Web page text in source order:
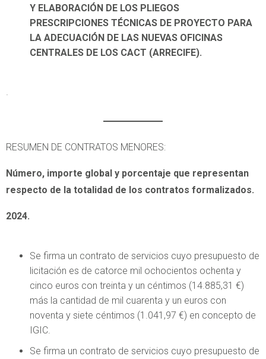
Y ELABORACIÓN DE LOS PLIEGOS
PRESCRIPCIONES TÉCNICAS DE PROYECTO PARA
LA ADECUACIÓN DE LAS NUEVAS OFICINAS
CENTRALES DE LOS CACT (ARRECIFE).
·
RESUMEN DE CONTRATOS MENORES:
Número, importe global y porcentaje que representan
respecto de la totalidad de los contratos formalizados.
2024.
Se firma un contrato de servicios cuyo presupuesto de
licitación es de catorce mil ochocientos ochenta y
cinco euros con treinta y un céntimos (14.885,31 €)
más la cantidad de mil cuarenta y un euros con
noventa y siete céntimos (1.041,97 €) en concepto de
IGIC.
Se firma un contrato de servicios cuyo presupuesto de